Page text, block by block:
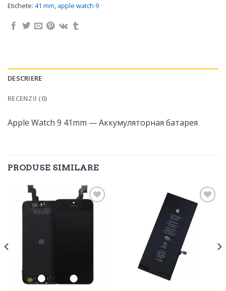
Etichete: 41 mm, apple watch 9
DESCRIERE
RECENZII (0)
Apple Watch 9 41mm — Аккумуляторная батарея
PRODUSE SIMILARE
Adaugă
Favorite